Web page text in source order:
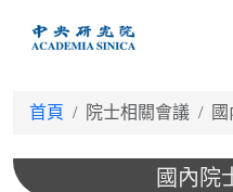
首頁 院士相關會議
國內院